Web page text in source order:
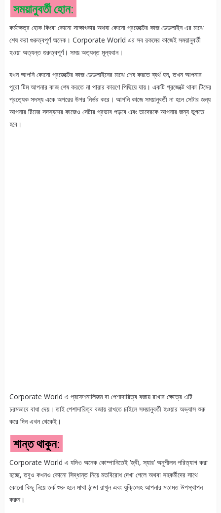
সময়ানুবর্তী হোন:
কর্মক্ষেত্র হোক কিংবা কোনো সাক্ষাৎকার অথবা কোনো প্রজেক্টের কাজ ডেডলাইন এর মাঝে
শেষ করা গুরুত্বপূর্ণ অনেক। Corporate World এর সব রকমের কাজেই সময়ানুবর্তী
হওয়া অত্যন্ত গুরুত্বপূর্ণ। সময় অত্যন্ত মূল্যবান।
যখন আপনি কোনো প্রজেক্টের কাজ ডেডলাইনের মাঝে শেষ করতে ব্যর্থ হন, তখন আপনার
পুরো টিম আপনার কাজ শেষ করতে না পারার কারণে পিছিয়ে যায়। একটি প্রজেক্টে থাকা টিমের
প্রত্যেক সদস্য একে অপরের উপর নির্ভর করে। আপনি কাজে সময়ানুবর্তী না হলে সেটার জন্য
আপনার টিমের সদস্যদের কাজেও সেটার প্রভাব পড়বে এবং তাদেরকে আপনার জন্য ভুগতে
হবে।
Corporate World এ প্রফেশনালিজম বা পেশাদারিত্ব বজায় রাখার ক্ষেত্রে এটি
চরমভাবে বাধা দেয়। তাই পেশাদারিত্ব বজায় রাখতে চাইলে সময়ানুবর্তী হওয়ার অভ্যাস শুরু
করে দিন এখন থেকেই।
শান্ত থাকুন:
Corporate World এ যদিও অনেক কোম্পানিতেই ‘জ্বী, স্যার’ অনুশীলন পরিত্যাগ করা
হচ্ছে, তবুও কখনও কোনো সিদ্ধান্ত নিয়ে মতবিরোধ দেখা গেলে অথবা সহকর্মীদের সাথে
কোনো কিছু নিয়ে তর্ক শুরু হলে মাথা ঠান্ডা রাখুন এবং যুক্তিসহ আপনার মতামত উপস্থাপন
করুন।